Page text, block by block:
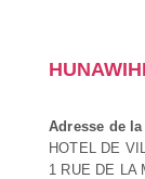
Adresse de
HOTEL DE
1 RUE DE LA